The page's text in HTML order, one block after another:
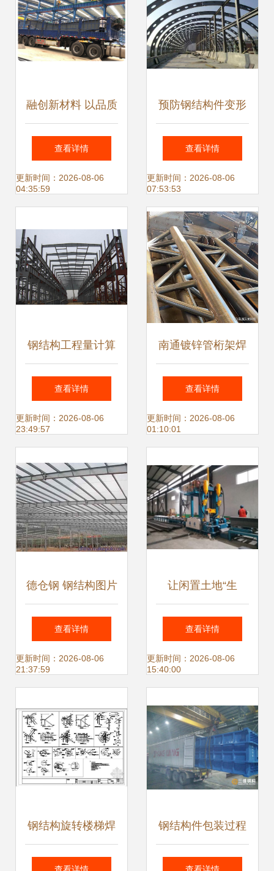
融创新材料 以品质
钢结构件打造大国
工程与服务典范
查看详情
更新时间：2026-08-06
04:35:59
预防钢结构件变形
的问题分析
查看详情
更新时间：2026-08-06
07:53:53
钢结构工程量计算
方法及规则与网架
展开面积计算详解
查看详情
更新时间：2026-08-06
23:49:57
南通镀锌管桁架焊
接与专业非标钢结
构件加工的领军者
查看详情
更新时间：2026-08-06
01:10:01
德仓钢 钢结构图片
大观，展现工业之
美与建筑之魂
查看详情
更新时间：2026-08-06
21:37:59
让闲置土地“生
金”——冶源镇荣源
钢结构借力“腾笼换
查看详情
更新时间：2026-08-06
15:40:00
钢结构旋转楼梯焊
接工艺与技术规范
钢结构件包装过程
中应注意的关键事